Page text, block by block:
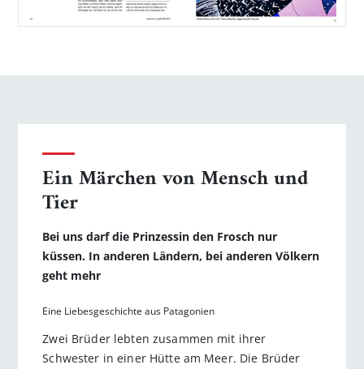
Ein Märchen von Mensch und
Tier
Bei uns darf die Prinzessin den Frosch nur
küssen. In anderen Ländern, bei anderen Völkern
geht mehr
Eine Liebesgeschichte aus Patagonien
Zwei Brüder lebten zusammen mit ihrer
Schwester in einer Hütte am Meer. Die Brüder